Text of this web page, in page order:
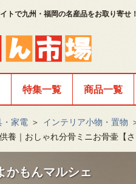
トで九州・福岡の名産品をお取り寄せ！
特集一覧 商品一覧
・家電 ＞ インテリア小物・置物
養｜おしゃれ分骨ミニお骨壷【
かもんマルシェ